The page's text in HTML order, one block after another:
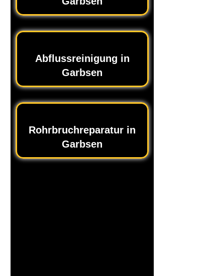
Abflussreinigung in
Garbsen
Rohrbruchreparatur in
Garbsen